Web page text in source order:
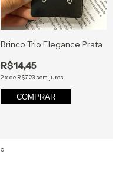
Brinco Trio Elegance Prata
R$14,45
2x de R$7,23 sem juros
COMPRAR